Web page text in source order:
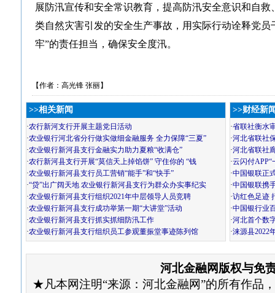
展防汛宣传和安全常识教育，提高防汛安全意识和自
类自然灾害引发的安全生产事故，用实际行动诠释党员
牢”的责任担当，确保安全度汛。
【作者：高光锋 张丽】
>>相关新闻
·农行新河支行开展主题党日活动
·农业银行河北省分行做实做细金融服务 全力保障“三夏”
·农业银行新河县支行金融实力助力夏粮“收满仓”
·农行新河县支行开展“莫信天上掉馅饼” 守住你的 “钱
·农业银行新河县支行员工营销“能手”和“快手”
·“贷”出广阔天地 农业银行新河县支行为群众办实事纪实
·农业银行新河县支行组织2021年中层领导人员竞聘
·农业银行新河县支行成功举第一期“大讲堂”活动
·农业银行新河县支行抓实抓细防汛工作
·农业银行新河县支行组织员工参观董振堂事迹陈列馆
>>财经新
·省联社衡水
·河北省联社
·河北省联社
·云闪付
·中国银联正
·中国银联携
·访红色足迹
·中国银行业
·河北首个数
·涞源县2022
河北金融网版权与免
★凡本网注明“来源：河北金融网”的所有作品